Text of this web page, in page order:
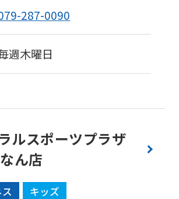
287-0090
週木曜日
ルスポーツプラザ
ん店
キッズ